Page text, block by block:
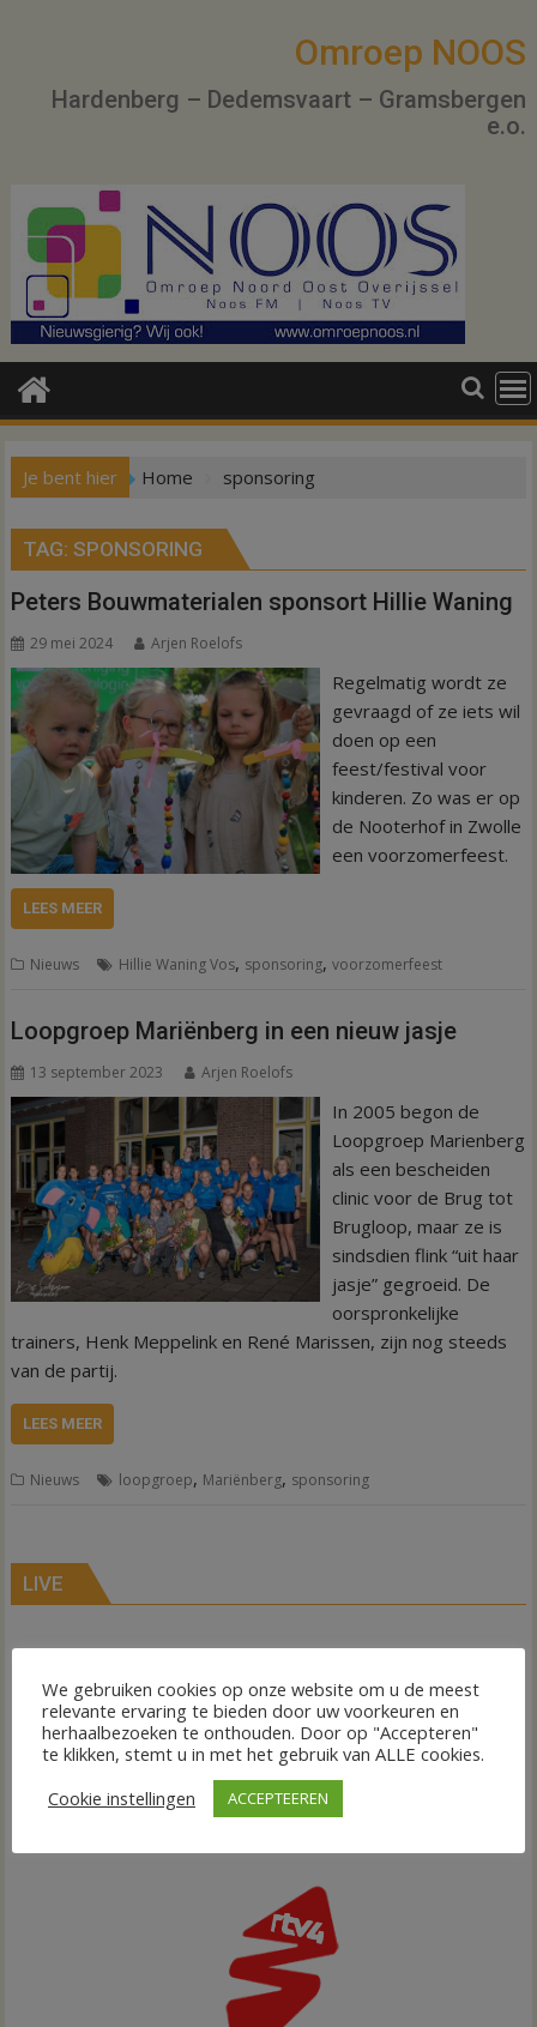
Omroep NOOS
Hardenberg – Dedemsvaart – Gramsbergen
e.o.
Je bent hier Home sponsoring
TAG:SPONSORING
Peters Bouwmaterialen sponsort Hillie Waning
29 mei 2024 Arjen Roelofs
Regelmatig wordt ze
gevraagd of ze iets wil
doen op een
feest/festival voor
kinderen. Zo was er op
de Nooterhof in Zwolle
een voorzomerfeest.
LEES MEER
Nieuws Hillie Waning Vos, sponsoring,voorzomerfeest
Loopgroep Mariënberg in een nieuw jasje
13 september 2023 Arjen Roelofs
In 2005 begon de
Loopgroep Marienberg
als een bescheiden
clinic voor de Brug tot
Brugloop, maar ze is
sindsdien flink “uit haar
jasje” gegroeid. De
oorspronkelijke
trainers, Henk Meppelink en René Marissen, zijn nog steeds
van de partij.
LEES MEER
Nieuws loopgroep, Mariënberg, sponsoring
LIVE
We gebruiken cookies op onze website om u de meest
relevante ervaring te bieden door uw voorkeuren en
herhaalbezoeken te onthouden. Door op "Accepteren"
te klikken, stemt u in met het gebruik van ALLE cookies.
Cookie instellingen
ACCEPTEEREN